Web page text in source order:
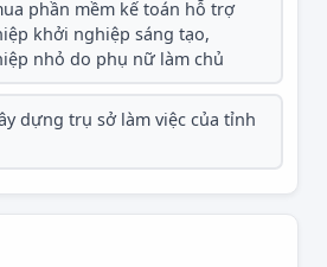
phần mềm kế toán hỗ trợ
khởi nghiệp sáng tạo,
nhỏ do phụ nữ làm chủ
dựng trụ sở làm việc của tỉnh